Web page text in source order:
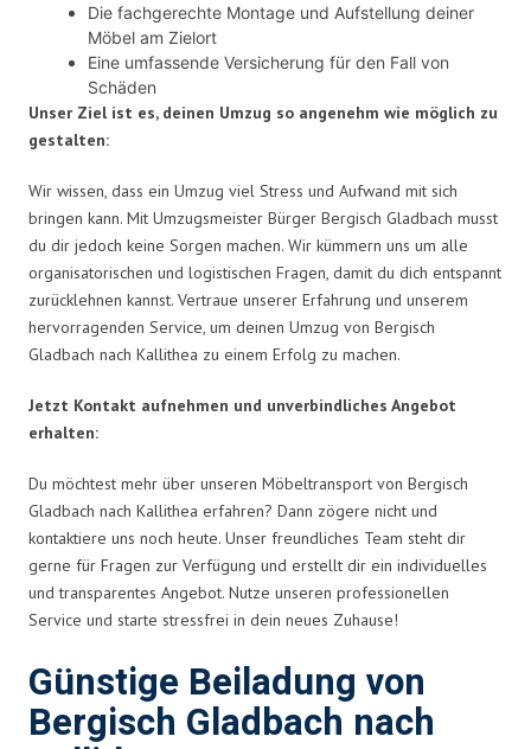
Die fachgerechte Montage und Aufstellung deiner
Möbel am Zielort
Eine umfassende Versicherung für den Fall von
Schäden
Unser Ziel ist es, deinen Umzug so angenehm wie möglich zu
gestalten:
Wir wissen, dass ein Umzug viel Stress und Aufwand mit sich
bringen kann. Mit Umzugsmeister Bürger Bergisch Gladbach musst
du dir jedoch keine Sorgen machen. Wir kümmern uns um alle
organisatorischen und logistischen Fragen, damit du dich entspannt
zurücklehnen kannst. Vertraue unserer Erfahrung und unserem
hervorragenden Service, um deinen Umzug von Bergisch
Gladbach nach Kallithea zu einem Erfolg zu machen.
Jetzt Kontakt aufnehmen und unverbindliches Angebot
erhalten:
Du möchtest mehr über unseren Möbeltransport von Bergisch
Gladbach nach Kallithea erfahren? Dann zögere nicht und
kontaktiere uns noch heute. Unser freundliches Team steht dir
gerne für Fragen zur Verfügung und erstellt dir ein individuelles
und transparentes Angebot. Nutze unseren professionellen
Service und starte stressfrei in dein neues Zuhause!
Günstige Beiladung von
Bergisch Gladbach nach